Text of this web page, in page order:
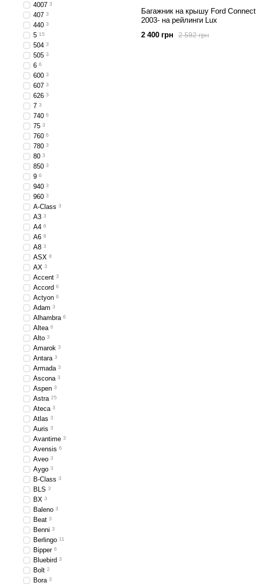
Багажник на крышу Ford Connect
2003- на рейлинги Lux
2 592 грн
2 400 грн
4007 3
407 3
440 3
5 15
504 3
505 3
6 6
600 3
607 3
626 3
7 3
740 6
75 3
760 6
780 3
80 3
850 3
9 6
940 3
960 3
A-Class 3
A3 3
A4 6
A6 8
A8 3
ASX 8
AX 3
Accent 3
Accord 6
Actyon 6
Adam 3
Alhambra 6
Altea 6
Alto 3
Amarok 3
Antara 3
Armada 3
Ascona 3
Aspen 3
Astra 25
Ateca 3
Atlas 3
Auris 3
Avantime 3
Avensis 6
Aveo 3
Aygo 3
B-Class 3
BLS 3
BX 3
Baleno 3
Beat 3
Benni 3
Berlingo 11
Bipper 6
Bluebird 3
Bolt 2
Bora 3